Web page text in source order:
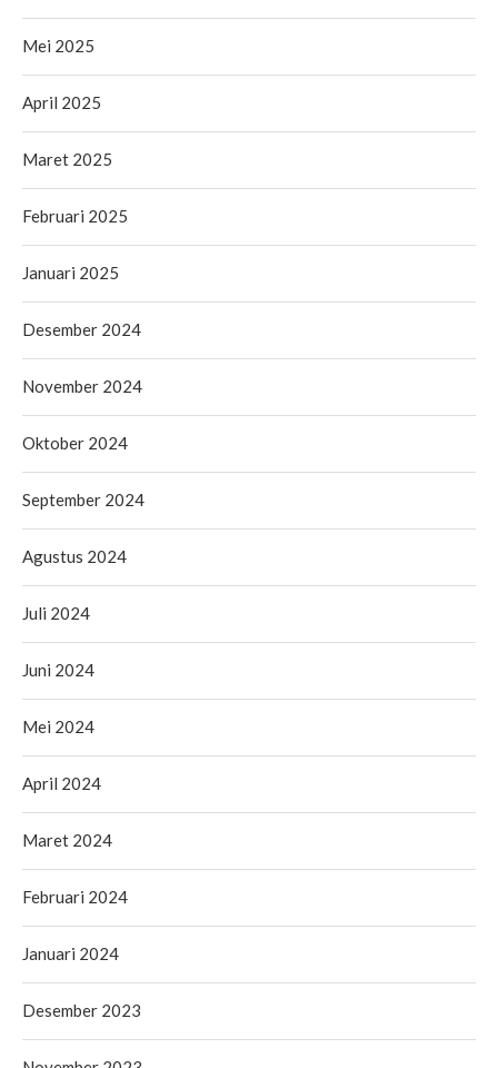
Mei 2025
April 2025
Maret 2025
Februari 2025
Januari 2025
Desember 2024
November 2024
Oktober 2024
September 2024
Agustus 2024
Juli 2024
Juni 2024
Mei 2024
April 2024
Maret 2024
Februari 2024
Januari 2024
Desember 2023